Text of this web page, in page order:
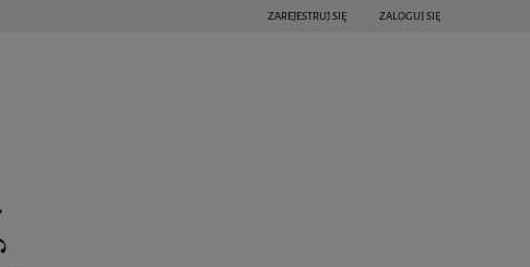
ZAREJESTRUJ SIĘ ZALOGUJ SIĘ